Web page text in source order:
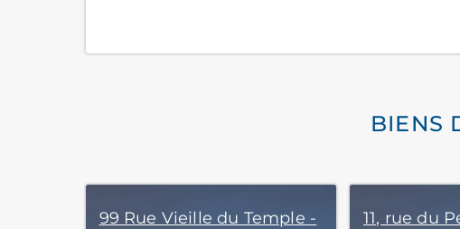
BIENS
99 Rue Vieille du Temple -
11, rue du